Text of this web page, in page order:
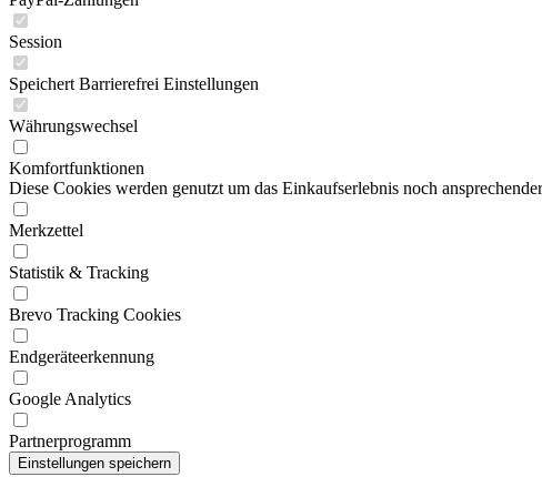
Session
Speichert Barrierefrei Einstellungen
Währungswechsel
Komfortfunktionen
Diese Cookies werden genutzt um das Einkaufserlebnis noch
Merkzettel
Statistik & Tracking
Brevo Tracking Cookies
Endgeräteerkennung
Google Analytics
Partnerprogramm